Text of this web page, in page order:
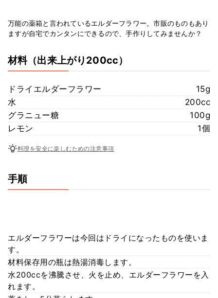
万能の薬箱と言われているエルダーフラワー。市販のものもあり
ますが自宅でカンタンにできるので、手作りしてみませんか？
材料（出来上がり200cc）
ドライエルダーフラワー
15g
水
200cc
グラニュー糖
100g
レモン
1個
料理を安全に楽しむための注意事項
手順
エルダーフラワーは今回はドライになったものを使いま
す。
材料保存用の瓶は熱湯消毒します。
水200ccを沸騰させ、火を止め、エルダーフラワーを入
れます。